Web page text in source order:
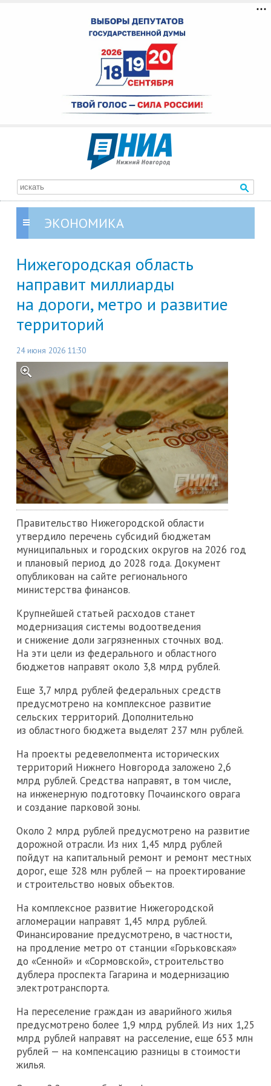
ЭКОНОМИКА
Нижегородская область
направит миллиарды
на дороги, метро и развитие
территорий
24 июня 2026 11:30
Правительство Нижегородской области
утвердило перечень субсидий бюджетам
муниципальных и городских округов на 2026 год
и плановый период до 2028 года. Документ
опубликован на сайте регионального
министерства финансов.
Крупнейшей статьей расходов станет
модернизация системы водоотведения
и снижение доли загрязненных сточных вод.
На эти цели из федерального и областного
бюджетов направят около 3,8 млрд рублей.
Еще 3,7 млрд рублей федеральных средств
предусмотрено на комплексное развитие
сельских территорий. Дополнительно
из областного бюджета выделят 237 млн рублей.
На проекты редевелопмента исторических
территорий Нижнего Новгорода заложено 2,6
млрд рублей. Средства направят, в том числе,
на инженерную подготовку Почаинского оврага
и создание парковой зоны.
Около 2 млрд рублей предусмотрено на развитие
дорожной отрасли. Из них 1,45 млрд рублей
пойдут на капитальный ремонт и ремонт местных
дорог, еще 328 млн рублей — на проектирование
и строительство новых объектов.
На комплексное развитие Нижегородской
агломерации направят 1,45 млрд рублей.
Финансирование предусмотрено, в частности,
на продление метро от станции «Горьковская»
до «Сенной» и «Сормовской», строительство
дублера проспекта Гагарина и модернизацию
электротранспорта.
На переселение граждан из аварийного жилья
предусмотрено более 1,9 млрд рублей. Из них 1,25
млрд рублей направят на расселение, еще 653 млн
рублей — на компенсацию разницы в стоимости
жилья.